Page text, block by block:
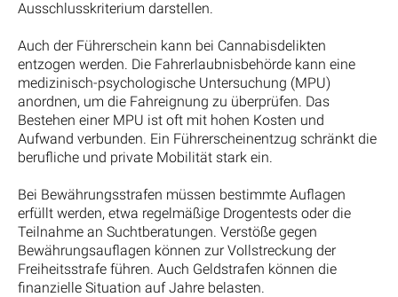
Ausschlusskriterium darstellen.
Auch der Führerschein kann bei Cannabisdelikten
entzogen werden. Die Fahrerlaubnisbehörde kann eine
medizinisch-psychologische Untersuchung (MPU)
anordnen, um die Fahreignung zu überprüfen. Das
Bestehen einer MPU ist oft mit hohen Kosten und
Aufwand verbunden. Ein Führerscheinentzug schränkt die
berufliche und private Mobilität stark ein.
Bei Bewährungsstrafen müssen bestimmte Auflagen
erfüllt werden, etwa regelmäßige Drogentests oder die
Teilnahme an Suchtberatungen. Verstöße gegen
Bewährungsauflagen können zur Vollstreckung der
Freiheitsstrafe führen. Auch Geldstrafen können die
finanzielle Situation auf Jahre belasten.